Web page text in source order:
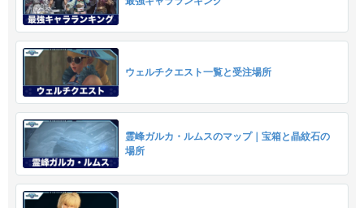
ウェルチクエスト一覧と受注場所
霊峰ガルカ・ルムスのマップ｜宝箱と晶紋石の
場所